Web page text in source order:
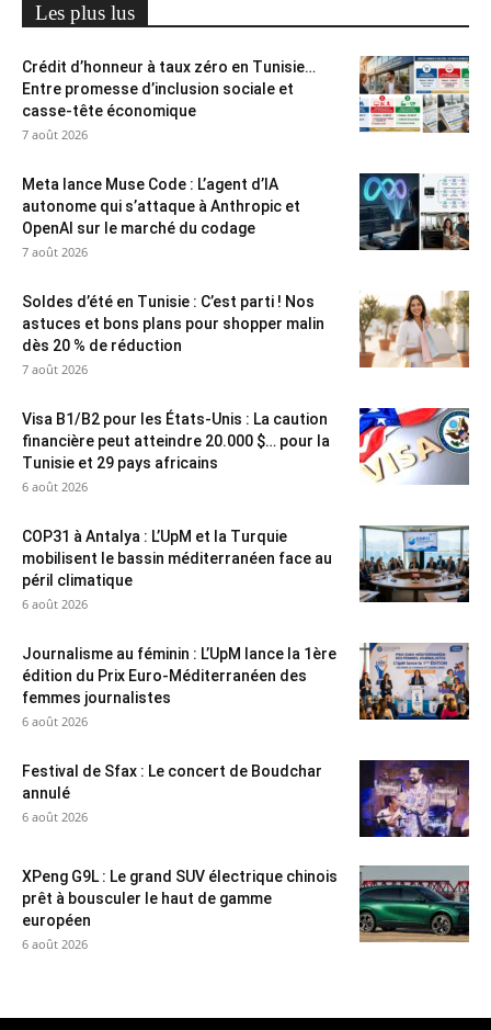
Les plus lus
Crédit d’honneur à taux zéro en Tunisie…
Entre promesse d’inclusion sociale et
casse-tête économique
7 août 2026
Meta lance Muse Code : L’agent d’IA
autonome qui s’attaque à Anthropic et
OpenAI sur le marché du codage
7 août 2026
Soldes d’été en Tunisie : C’est parti ! Nos
astuces et bons plans pour shopper malin
dès 20 % de réduction
7 août 2026
Visa B1/B2 pour les États-Unis : La caution
financière peut atteindre 20.000 $… pour la
Tunisie et 29 pays africains
6 août 2026
COP31 à Antalya : L’UpM et la Turquie
mobilisent le bassin méditerranéen face au
péril climatique
6 août 2026
Journalisme au féminin : L’UpM lance la 1ère
édition du Prix Euro-Méditerranéen des
femmes journalistes
6 août 2026
Festival de Sfax : Le concert de Boudchar
annulé
6 août 2026
XPeng G9L : Le grand SUV électrique chinois
prêt à bousculer le haut de gamme
européen
6 août 2026